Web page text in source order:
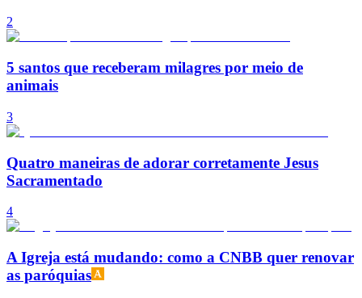
2
5 santos que receberam milagres por meio de
animais
3
Quatro maneiras de adorar corretamente Jesus
Sacramentado
4
A Igreja está mudando: como a CNBB quer renovar
as paróquias